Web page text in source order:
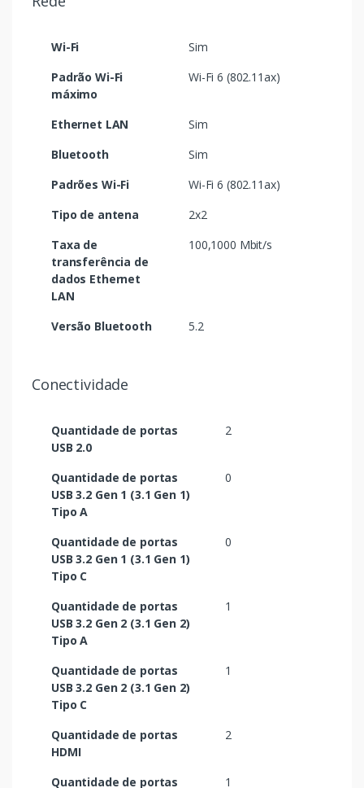
Wi-Fi
Sim
Padrão Wi-Fi
máximo
Wi-Fi 6 (802.11ax)
Ethernet LAN
Sim
Bluetooth
Sim
Padrões Wi-Fi
Wi-Fi 6 (802.11ax)
Tipo de antena
2x2
Taxa de
transferência de
dados Ethernet
LAN
100,1000 Mbit/s
Versão Bluetooth 5.2
Conectividade
Quantidade de portas
USB 2.0
2
Quantidade de portas
USB 3.2 Gen 1 (3.1 Gen 1)
Tipo A
0
Quantidade de portas
USB 3.2 Gen 1 (3.1 Gen 1)
Tipo C
0
Quantidade de portas
USB 3.2 Gen 2 (3.1 Gen 2)
Tipo A
1
Quantidade de portas
USB 3.2 Gen 2 (3.1 Gen 2)
Tipo C
1
Quantidade de portas
HDMI
2
Quantidade de portas 1